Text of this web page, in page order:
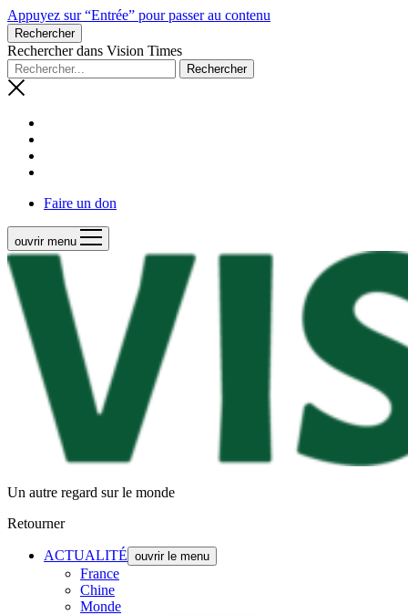
Appuyez sur “Entrée” pour passer au contenu
Rechercher
Rechercher dans Vision Times
Faire un don
ouvrir menu
Un autre regard sur le monde
Retourner
ACTUALITÉ ouvrir le menu
France
Chine
Monde